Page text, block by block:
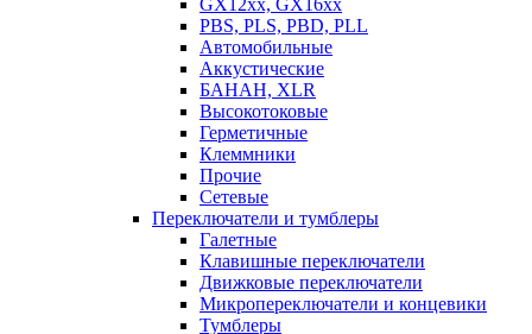
GX12xx, GX16xx
PBS, PLS, PBD, PLL
Автомобильные
Аккустические
БАНАН, XLR
Высокотоковые
Герметичные
Клеммники
Прочие
Сетевые
Переключатели и тумблеры
Галетные
Клавишные переключатели
Движковые переключатели
Микропереключатели и концевики
Тумблеры